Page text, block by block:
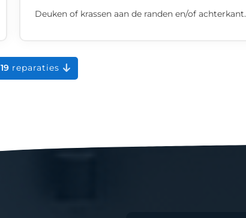
Deuken of krassen aan de randen en/of achterkant.
19reparaties